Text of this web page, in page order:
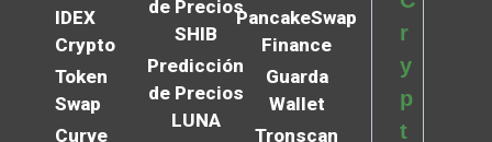
IDEX
Crypto
Token
Swap
Curve
de Precios
SHIB
Predicción
de Precios
LUNA
PancakeSwap
Finance
Guarda
Wallet
Tronscan
r
y
p
t